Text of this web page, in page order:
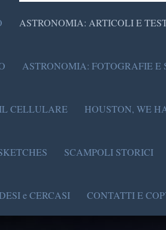
ASTRONOMIA: ARTICOLI E
ASTRONOMIA: FOTOGRAFIE E
CELLULARE HOUSTON, WE
SCAMPOLI STORICI
e CERCASI CONTATTI E